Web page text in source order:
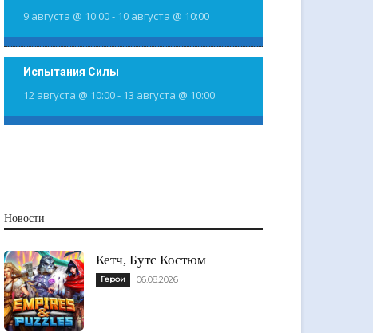
9 августа @ 10:00- 10 августа @ 10:00
Испытания Силы
12 августа @ 10:00- 13 августа @ 10:00
Новости
Кетч, Бутс Костюм
Герои 06.08.2026